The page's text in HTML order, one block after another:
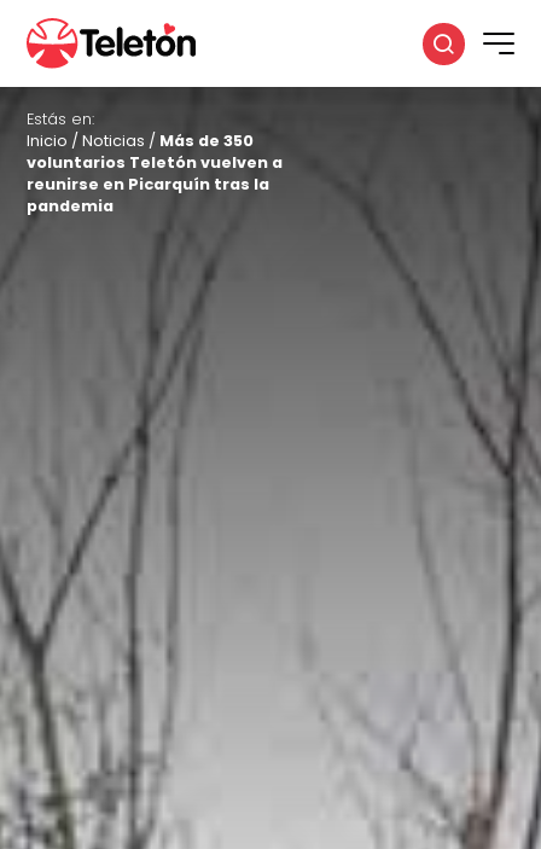
Estás en:
Inicio /Noticias / Más de 350
voluntarios Teletón vuelven a
reunirse en Picarquín tras la
pandemia